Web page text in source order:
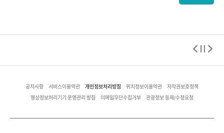
공지사항 서비스이용약관 개인정보처리방침 위치정보이용약관 저작권보호정책
영상정보처리기기 운영관리 방침 이메일무단수집거부 관광정보 등재/수정요청